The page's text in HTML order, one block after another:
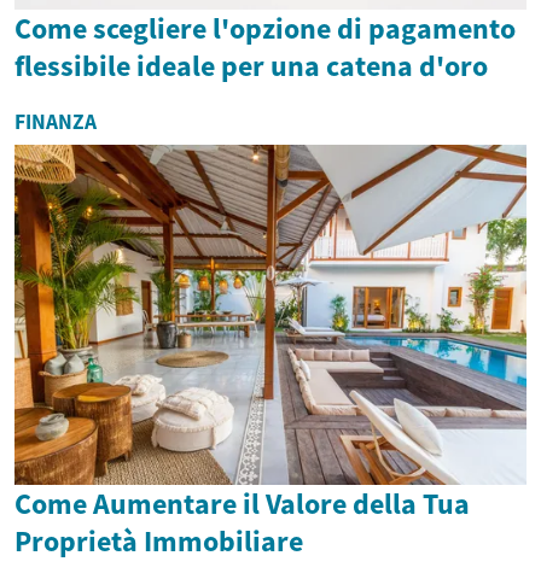
Come scegliere l'opzione di pagamento
flessibile ideale per una catena d'oro
FINANZA
Come Aumentare il Valore della Tua
Proprietà Immobiliare